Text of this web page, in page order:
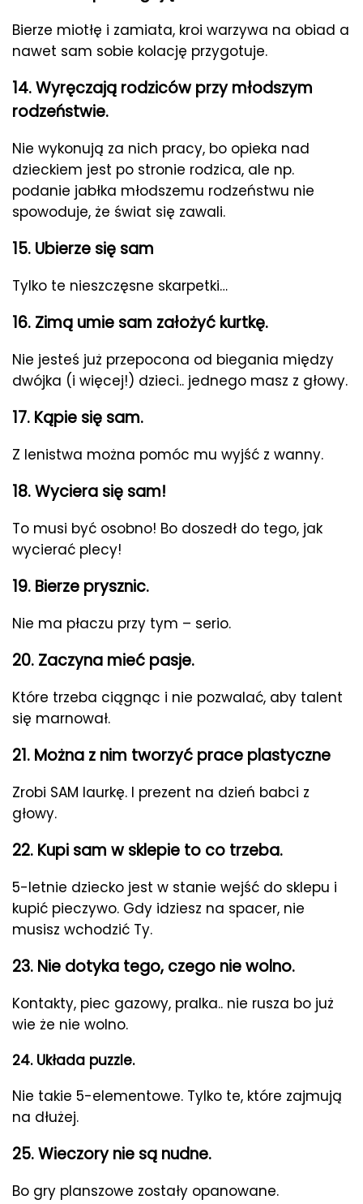
Bierze miotłę i zamiata, kroi warzywa na obiad a
nawet sam sobie kolację przygotuje.
14. Wyręczają rodziców przy młodszym
rodzeństwie.
Nie wykonują za nich pracy, bo opieka nad
dzieckiem jest po stronie rodzica, ale np.
podanie jabłka młodszemu rodzeństwu nie
spowoduje, że świat się zawali.
15. Ubierze się sam
Tylko te nieszczęsne skarpetki…
16. Zimą umie sam założyć kurtkę.
Nie jesteś już przepocona od biegania między
dwójka (i więcej!) dzieci.. jednego masz z głowy.
17. Kąpie się sam.
Z lenistwa można pomóc mu wyjść z wanny.
18. Wyciera się sam!
To musi być osobno! Bo doszedł do tego, jak
wycierać plecy!
19. Bierze prysznic.
Nie ma płaczu przy tym – serio.
20. Zaczyna mieć pasje.
Które trzeba ciągnąc i nie pozwalać, aby talent
się marnował.
21. Można z nim tworzyć prace plastyczne
Zrobi SAM laurkę. I prezent na dzień babci z
głowy.
22. Kupi sam w sklepie to co trzeba.
5-letnie dziecko jest w stanie wejść do sklepu i
kupić pieczywo. Gdy idziesz na spacer, nie
musisz wchodzić Ty.
23. Nie dotyka tego, czego nie wolno.
Kontakty, piec gazowy, pralka.. nie rusza bo już
wie że nie wolno.
24. Układa puzzle.
Nie takie 5-elementowe. Tylko te, które zajmują
na dłużej.
25. Wieczory nie są nudne.
Bo gry planszowe zostały opanowane.